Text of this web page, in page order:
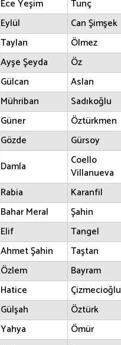
Ece Yeşim Tunç
Eylül Can Şimşek
Taylan Ölmez
Ayşe Şeyda Öz
Gülcan Aslan
Mühriban Sadıkoğlu
Güner Öztürkmen
Gözde Gürsoy
Damla
Coello
Villanueva
Rabia Karanfil
Bahar Meral Şahin
Elif Tangel
Ahmet Şahin Taştan
Özlem Bayram
Hatice Çizmecioğlu
Gülşah Öztürk
Yahya Ömür